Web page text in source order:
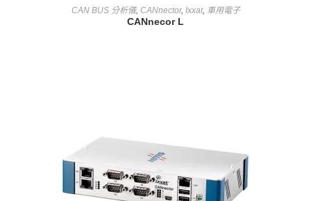
查看內容
CAN BUS 分析儀, CANnector, Ixxat, 車用電子
CANnecor L